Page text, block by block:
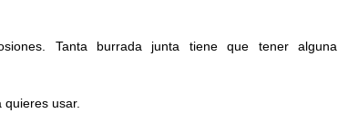
Tanta burrada junta tiene que tener alguna
usar.